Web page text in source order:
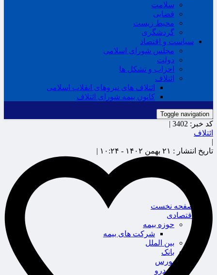
سلامت
قضایی
محیط زیست
گردشگری
سیاست و اقتصاد
مجلس شورای اسلامی
دولت
احزاب و تشکل ها
ائتلاف
ائتلاف های نیروهای انقلاب اسلامی
کانون بیمه شورای ائتلاف
Toggle navigation
صفحه نخست
اقتصادی
حوزه بیمه
شرکت های بیمه
بین الملل
بانک
بورس
خودرو
کد خبر: 3402 |
ائتلاف
|
تاریخ انتشار : ۲۱ بهمن ۱۴۰۲ - ۱۰:۲۴ |